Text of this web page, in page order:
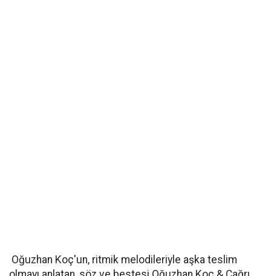
Oğuzhan Koç'un, ritmik melodileriyle aşka teslim